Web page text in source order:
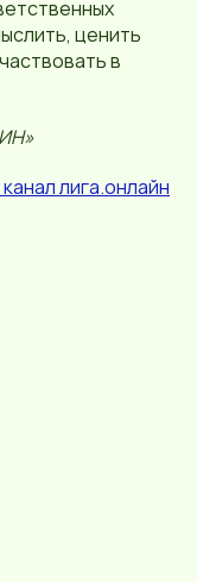
ценить
в
лига.онлайн